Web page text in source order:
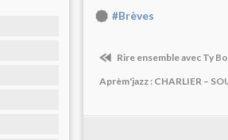
#Brèves
Rire ensemble avec Ty
Aprèm'jazz : CHARLIER –